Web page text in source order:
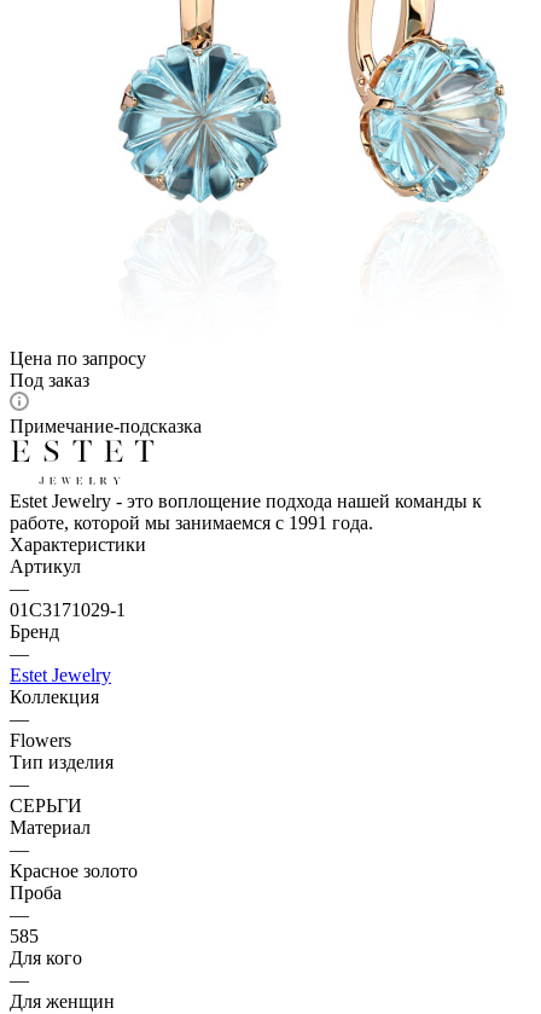
Цена по запросу
Под заказ
Примечание-подсказка
Estet Jewelry - это воплощение подхода нашей команды к
работе, которой мы занимаемся с 1991 года.
Характеристики
Артикул
—
01С3171029-1
Бренд
—
Estet Jewelry
Коллекция
—
Flowers
Тип изделия
—
СЕРЬГИ
Материал
—
Красное золото
Проба
—
585
Для кого
—
Для женщин